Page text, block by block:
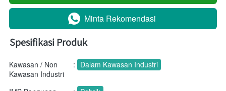
` Minta Rekomendasi
Spesifikasi Produk
Kawasan / Non
Kawasan Industri
: Dalam Kawasan Industri